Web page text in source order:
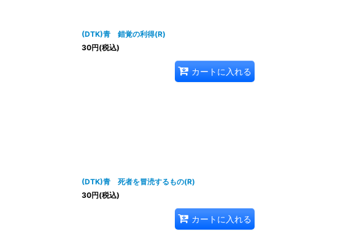
(DTK)青 錯覚の利得(R)
30円(税込)
カートに入れる
(DTK)青 死者を冒涜するもの(R)
30円(税込)
カートに入れる